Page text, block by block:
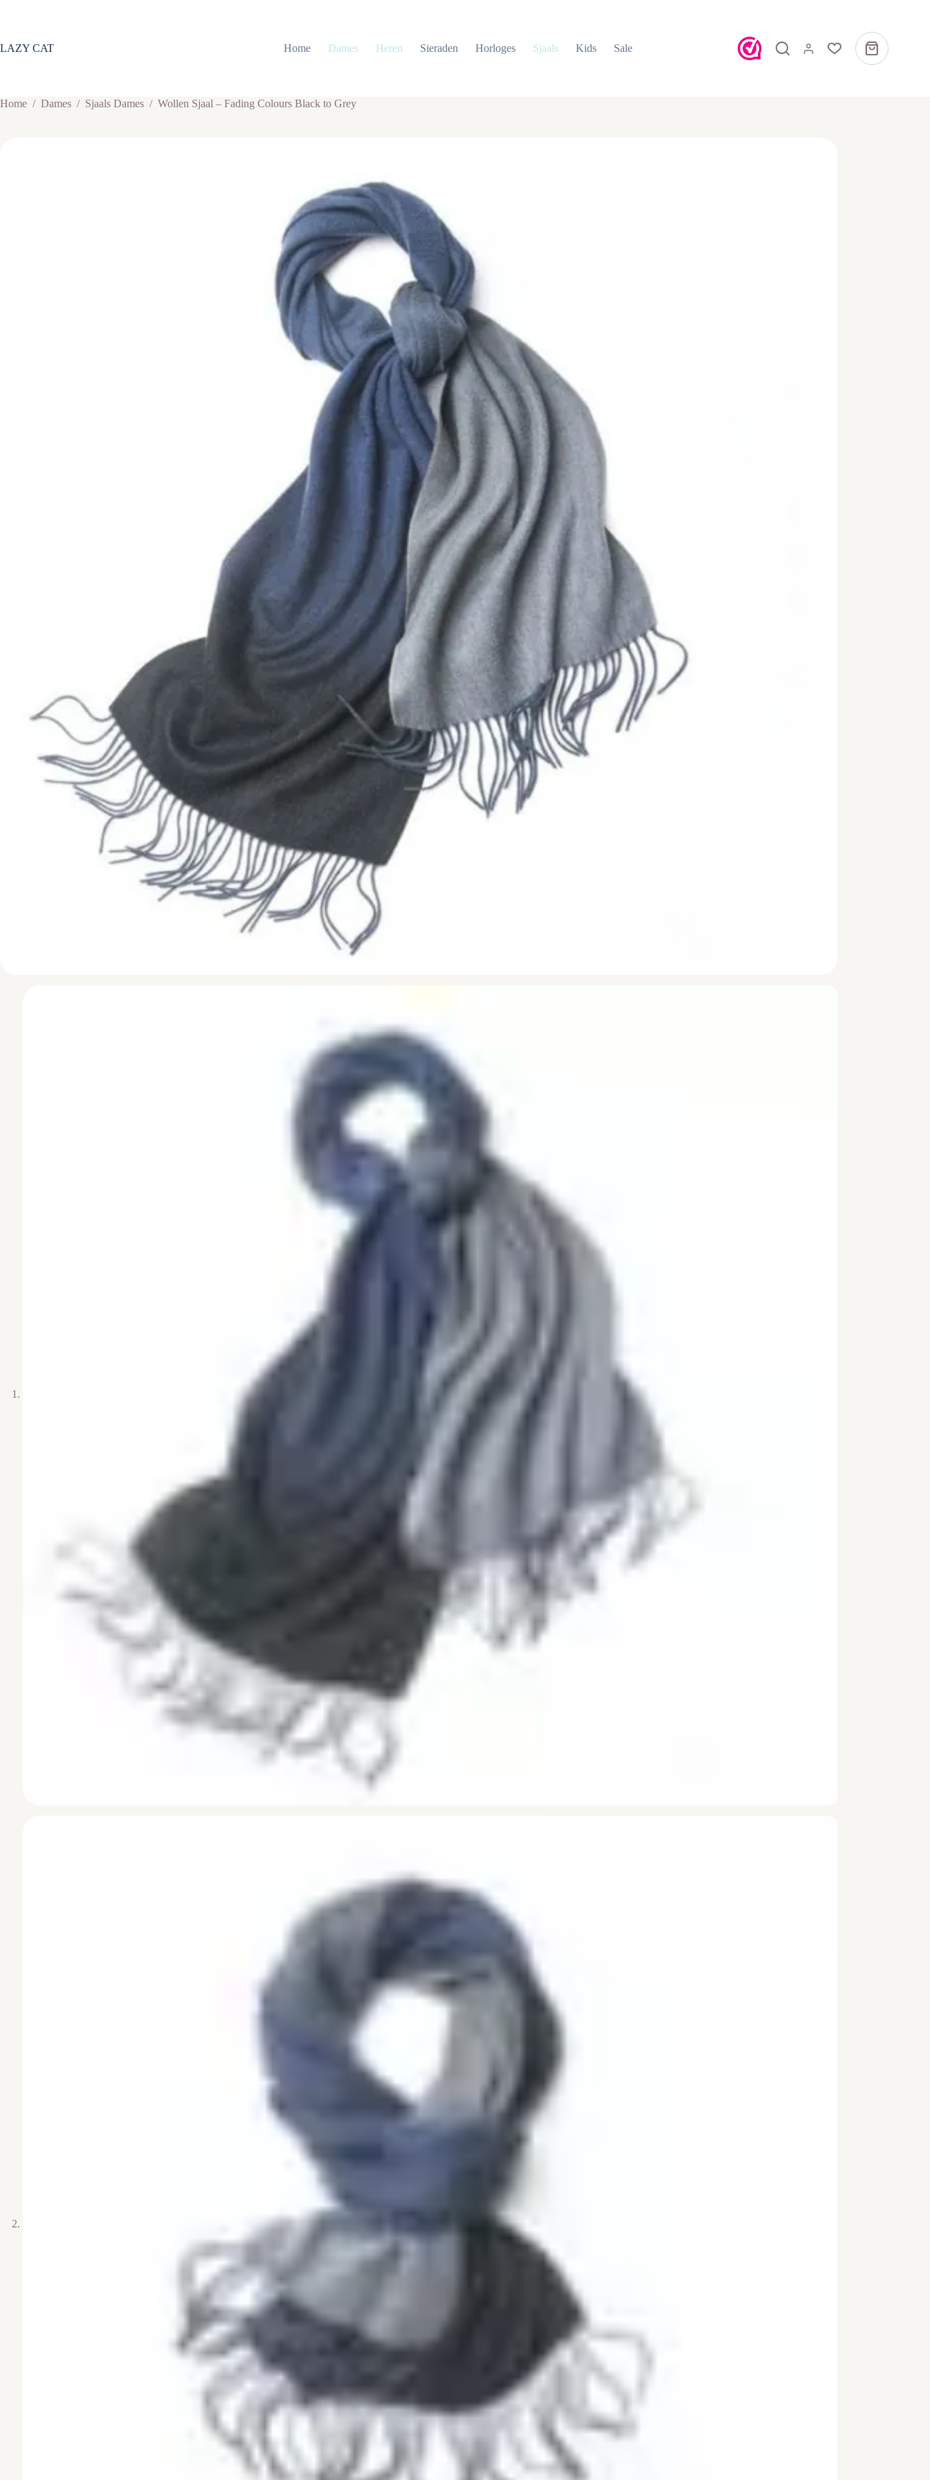
inhoud
LAZY CAT Home Dames Heren Sieraden Horloges Sjaals Kids Sale Winkelwagen
Home / Dames / Sjaals Dames / Wollen Sjaal – Fading Colours Black to Grey